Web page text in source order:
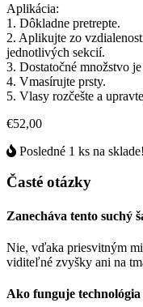
Aplikácia:
1. Dôkladne pretrepte.
2. Aplikujte zo
jednotlivých sekcií.
3. Dostatočné množstvo
4. Vmasírujte prsty.
5. Vlasy rozčešte a
€52,00
Posledné 1 ks na sklade!
Časté otázky
Zanecháva tento suchý
Nie, vďaka priesvitným
viditeľné zvyšky ani na
Ako funguje